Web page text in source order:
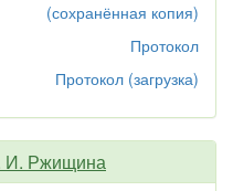
(сохранённая копия)
Протокол
Протокол (загрузка)
И. Ржищина